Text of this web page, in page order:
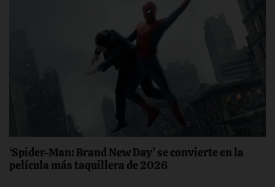
‘Spider-Man: Brand New Day’ se convierte en la
película más taquillera de 2026